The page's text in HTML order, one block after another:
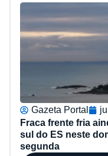
Gazeta Portal
Fraca frente fria
sul do ES neste
segunda